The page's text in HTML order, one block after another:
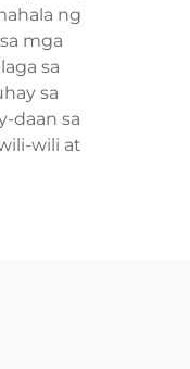
ng
mga
sa
sa
daan sa
wili at